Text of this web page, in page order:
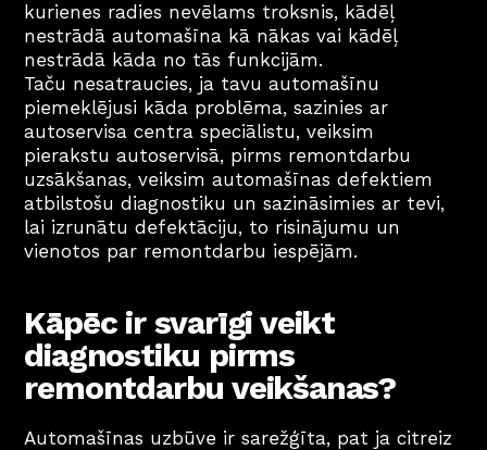
kurienes radies nevēlams troksnis, kādēļ
nestrādā automašīna kā nākas vai kādēļ
nestrādā kāda no tās funkcijām.
Taču nesatraucies, ja tavu automašīnu
piemeklējusi kāda problēma, sazinies ar
autoservisa centra speciālistu, veiksim
pierakstu autoservisā, pirms remontdarbu
uzsākšanas, veiksim automašīnas defektiem
atbilstošu diagnostiku un sazināsimies ar tevi,
lai izrunātu defektāciju, to risinājumu un
vienotos par remontdarbu iespējām.
Kāpēc ir svarīgi veikt
diagnostiku pirms
remontdarbu veikšanas?
Automašīnas uzbūve ir sarežģīta, pat ja citreiz